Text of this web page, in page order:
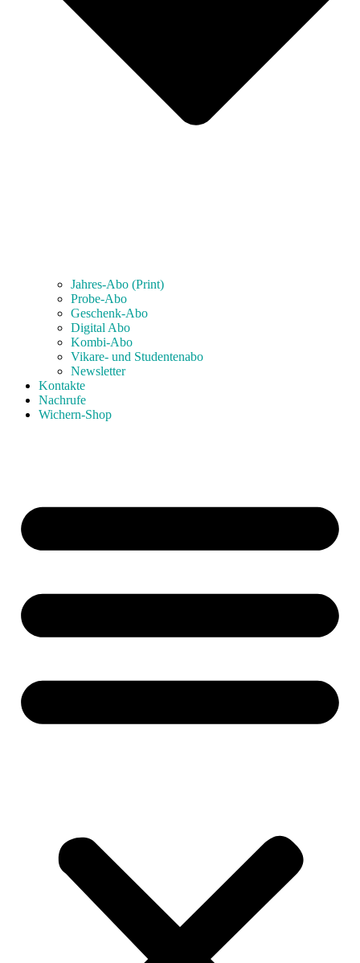
Jahres-Abo (Print)
Probe-Abo
Geschenk-Abo
Digital Abo
Kombi-Abo
Vikare- und Studentenabo
Newsletter
Kontakte
Nachrufe
Wichern-Shop